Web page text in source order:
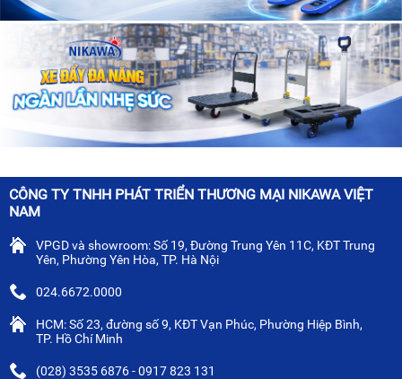
CÔNG TY TNHH PHÁT TRIỂN THƯƠNG MẠI NIKAWA VIỆT
NAM
VPGD và showroom: Số 19, Đường Trung Yên 11C, KĐT Trung
Yên, Phường Yên Hòa, TP. Hà Nội
024.6672.0000
HCM: Số 23, đường số 9, KĐT Vạn Phúc, Phường Hiệp Bình,
TP. Hồ Chí Minh
(028) 3535 6876 - 0917 823 131